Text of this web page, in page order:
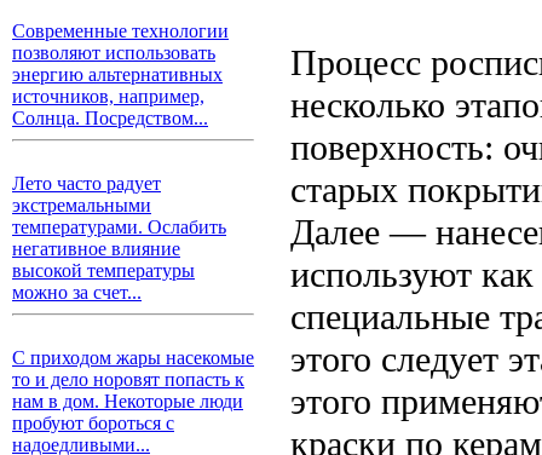
Современные технологии
позволяют использовать
энергию альтернативных
источников, например,
Солнца. Посредством...
Лето часто радует
экстремальными
температурами. Ослабить
негативное влияние
высокой температуры
можно за счет...
С приходом жары насекомые
то и дело норовят попасть к
нам в дом. Некоторые люди
пробуют бороться с
надоедливыми...
Процесс
несколько
поверхность:
старых
Далее —
используют
специальные
этого следует
этого
краски по